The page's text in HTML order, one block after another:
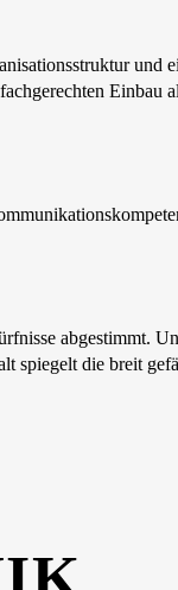
und
Einbau
abgestimmt.
spiegelt die breit